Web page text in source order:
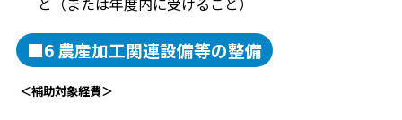
■6 農産加工関連設備等の整備
＜補助対象経費＞